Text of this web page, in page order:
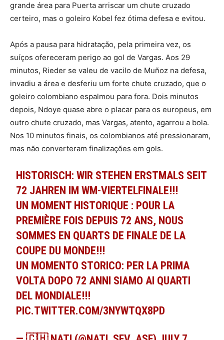
grande área para Puerta arriscar um chute cruzado
certeiro, mas o goleiro Kobel fez ótima defesa e evitou.
Após a pausa para hidratação, pela primeira vez, os
suíços ofereceram perigo ao gol de Vargas. Aos 29
minutos, Rieder se valeu de vacilo de Muñoz na defesa,
invadiu a área e desferiu um forte chute cruzado, que o
goleiro colombiano espalmou para fora. Dois minutos
depois, Ndoye quase abre o placar para os europeus, em
outro chute cruzado, mas Vargas, atento, agarrou a bola.
Nos 10 minutos finais, os colombianos até pressionaram,
mas não converteram finalizações em gols.
HISTORISCH: WIR STEHEN ERSTMALS SEIT
72 JAHREN IM WM-VIERTELFINALE!!!
UN MOMENT HISTORIQUE : POUR LA
PREMIÈRE FOIS DEPUIS 72 ANS, NOUS
SOMMES EN QUARTS DE FINALE DE LA
COUPE DU MONDE!!!
UN MOMENTO STORICO: PER LA PRIMA
VOLTA DOPO 72 ANNI SIAMO AI QUARTI
DEL MONDIALE!!!
PIC.TWITTER.COM/3NYWTQX8PD